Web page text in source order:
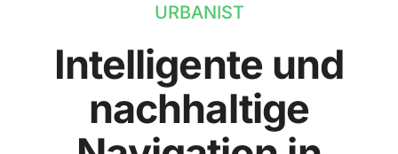
URBANIST
Intelligente und
nachhaltige